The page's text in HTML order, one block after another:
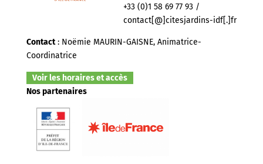
+33 (0)1 58 69 77 93 /
contact[@]citesjardins-idf[.]fr
Contact: Noëmie MAURIN-GAISNE, Animatrice-
Coordinatrice
Voir les horaires et accès
Nos partenaires